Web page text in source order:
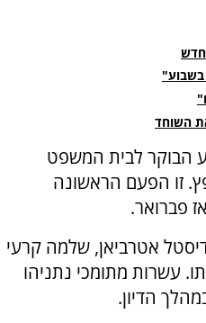
השוחד
הבוקר לבית המשפט
זו הפעם הראשונה
פברואר.
אטרביאן, שלמה קרעי
עשרות מתומכי נתניהו
הדיון.